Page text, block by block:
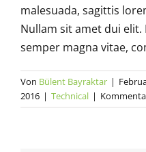
malesuada, sagittis
Nullam sit amet dui
semper magna vitae,
Von Bülent Bayraktar |
2016 | Technical |